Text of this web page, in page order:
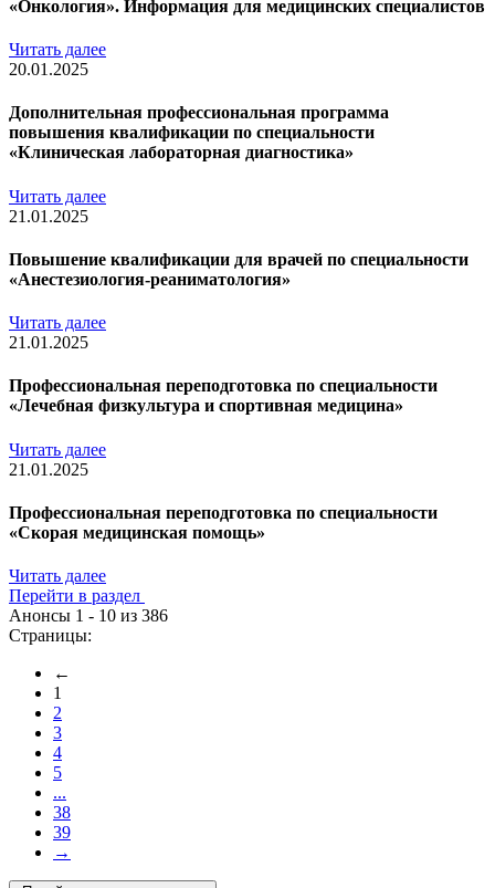
«Онкология». Информация для медицинских специалистов
Читать далее
20.01.2025
Дополнительная профессиональная программа
повышения квалификации по специальности
«Клиническая лабораторная диагностика»
Читать далее
21.01.2025
Повышение квалификации для врачей по специальности
«Анестезиология-реаниматология»
Читать далее
21.01.2025
Профессиональная переподготовка по специальности
«Лечебная физкультура и спортивная медицина»
Читать далее
21.01.2025
Профессиональная переподготовка по специальности
«Скорая медицинская помощь»
Читать далее
Перейти в раздел
Анонсы 1 - 10 из 386
Страницы:
←
1
2
3
4
5
...
38
39
→